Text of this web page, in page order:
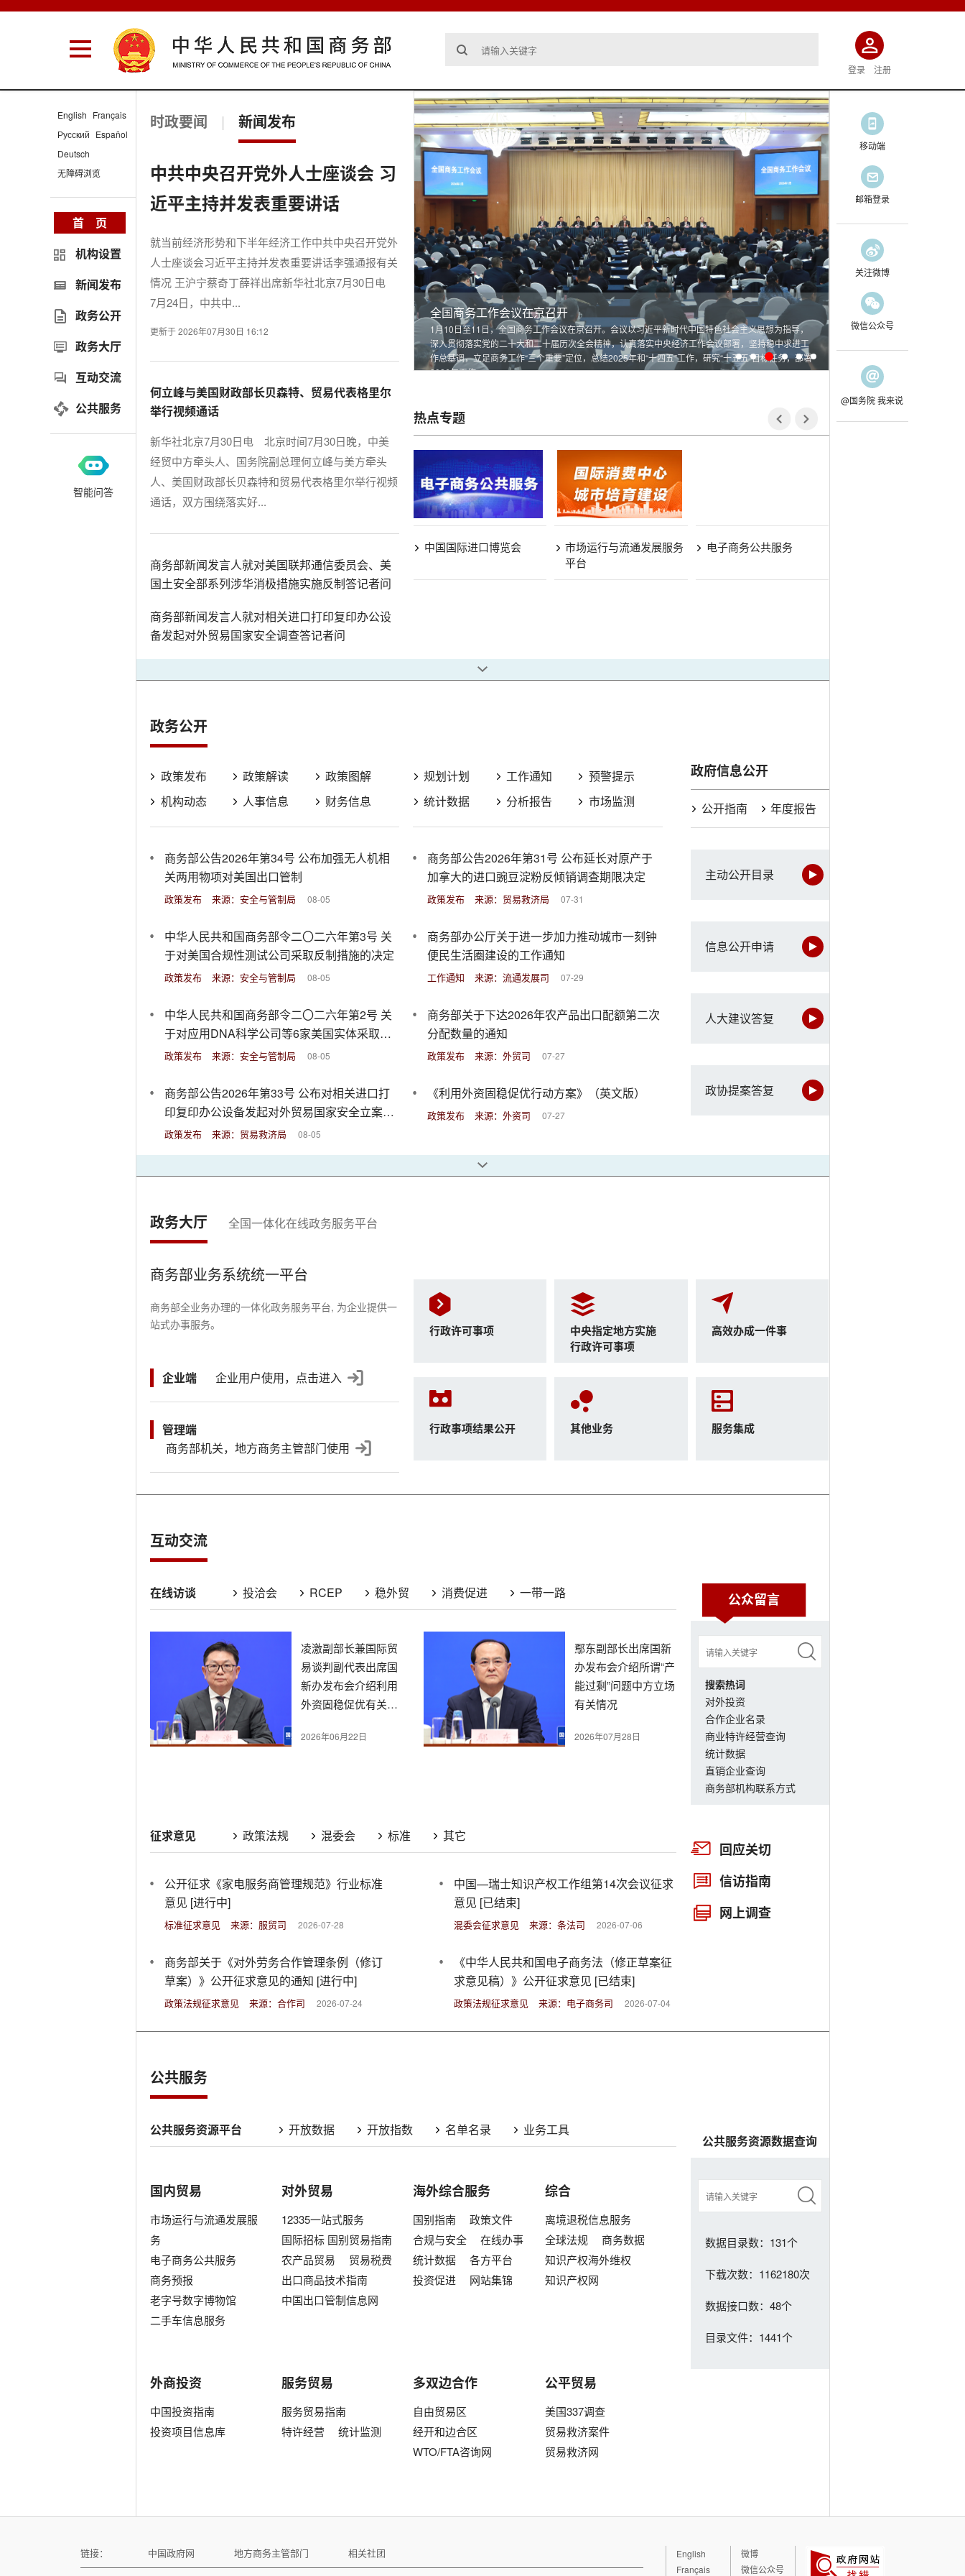
登录 注册
时政要闻 | 新闻发布
中共中央召开党外人士座谈会 习
近平主持并发表重要讲话
就当前经济形势和下半年经济工作中共中央召开党外
人士座谈会习近平主持并发表重要讲话李强通报有关
情况 王沪宁蔡奇丁薛祥出席新华社北京7月30日电
7月24日，中共中...
更新于 2026年07月30日 16:12
何立峰与美国财政部长贝森特、贸易代表格里尔
举行视频通话
新华社北京7月30日电 北京时间7月30日晚，中美
经贸中方牵头人、国务院副总理何立峰与美方牵头
人、美国财政部长贝森特和贸易代表格里尔举行视频
通话，双方围绕落实好...
商务部新闻发言人就对美国联邦通信委员会、美
国土安全部系列涉华消极措施实施反制答记者问
商务部新闻发言人就对相关进口打印复印办公设
备发起对外贸易国家安全调查答记者问
全国商务工作会议在京召开
1月10日至11日，全国商务工作会议在京召开。会议以习近平新时代中国特色社会主义思想为指导，
深入贯彻落实党的二十大和二十届历次全会精神，认真落实中央经济工作会议部署，坚持稳中求进工
作总基调，立足商务工作“三个重要”定位，总结2025年和“十四五”工作，研究“十五五”目标任务，部署
2026年工作。
热点专题
中国国际进口博览会
市场运行与流通发展服务
平台
电子商务公共服务
政务公开
政策发布 政策解读
政策图解
机构动态
人事信息 财务信息
商务部公告2026年第34号 公布加强无人机相
关两用物项对美国出口管制
政策发布 来源：安全与管制局 08-05
中华人民共和国商务部令二〇二六年第3号 关
于对美国合规性测试公司采取反制措施的决定
政策发布 来源：安全与管制局 08-05
中华人民共和国商务部令二〇二六年第2号 关
于对应用DNA科学公司等6家美国实体采取反
制措施的决定
政策发布 来源：安全与管制局 08-05
商务部公告2026年第33号 公布对相关进口打
印复印办公设备发起对外贸易国家安全立案调
查
政策发布 来源：贸易救济局 08-05
规划计划 工作通知
预警提示
统计数据
分析报告 市场监测
商务部公告2026年第31号 公布延长对原产于
加拿大的进口豌豆淀粉反倾销调查期限决定
政策发布 来源：贸易救济局 07-31
商务部办公厅关于进一步加力推动城市一刻钟
便民生活圈建设的工作通知
工作通知 来源：流通发展司 07-29
商务部关于下达2026年农产品出口配额第二次
分配数量的通知
政策发布 来源：外贸司 07-27
《利用外资固稳促优行动方案》（英文版）
政策发布 来源：外资司 07-27
政府信息公开
公开指南 年度报告
主动公开目录
信息公开申请
人大建议答复
政协提案答复
政务大厅 全国一体化在线政务服务平台
商务部业务系统统一平台
商务部全业务办理的一体化政务服务平台, 为企业提供一
站式办事服务。
企业端 企业用户使用，点击进入
管理端
商务部机关，地方商务主管部门使用
行政许可事项
中央指定地方实施
行政许可事项
高效办成一件事
行政事项结果公开 其他业务 服务集成
互动交流
在线访谈 投洽会 RCEP 稳外贸 消费促进 一带一路
凌激副部长兼国际贸
易谈判副代表出席国
新办发布会介绍利用
外资固稳促优有关政
2026年06月22日
鄢东副部长出席国新
办发布会介绍所谓“产
能过剩”问题中方立场
有关情况
2026年07月28日
公众留言
搜索热词
对外投资
合作企业名录
商业特许经营查询
统计数据
直销企业查询
商务部机构联系方式
征求意见 政策法规 混委会 标准 其它
公开征求《家电服务商管理规范》行业标准
意见 [进行中]
标准征求意见 来源：服贸司 2026-07-28
商务部关于《对外劳务合作管理条例（修订
草案）》公开征求意见的通知 [进行中]
政策法规征求意见 来源：合作司 2026-07-24
中国—瑞士知识产权工作组第14次会议征求
意见 [已结束]
混委会征求意见 来源：条法司 2026-07-06
《中华人民共和国电子商务法（修正草案征
求意见稿）》公开征求意见 [已结束]
政策法规征求意见 来源：电子商务司 2026-07-04
回应关切
信访指南
网上调查
公共服务
公共服务资源平台 开放数据 开放指数 名单名录 业务工具
国内贸易
市场运行与流通发展服
务
电子商务公共服务
商务预报
老字号数字博物馆
二手车信息服务
对外贸易
12335一站式服务
国际招标 国别贸易指南
农产品贸易
贸易税费
出口商品技术指南
中国出口管制信息网
海外综合服务
国别指南
政策文件
合规与安全
在线办事
统计数据
各方平台
投资促进
网站集锦
综合
离境退税信息服务
全球法规
商务数据
知识产权海外维权
知识产权网
外商投资
中国投资指南
投资项目信息库
服务贸易
服务贸易指南
特许经营
统计监测
多双边合作
自由贸易区
经开和边合区
WTO/FTA咨询网
公平贸易
美国337调查
贸易救济案件
贸易救济网
公共服务资源数据查询
数据目录数：131个
下载次数：1162180次
数据接口数：48个
目录文件：1441个
English Français
Русский Español
Deutsch
无障碍浏览
首 页
机构设置
新闻发布
政务公开
政务大厅
互动交流
公共服务
智能问答
移动端
邮箱登录
关注微博
微信公众号
@国务院 我来说
链接： 中国政府网 地方商务主管部门 相关社团
English
Français
微博
微信公众号